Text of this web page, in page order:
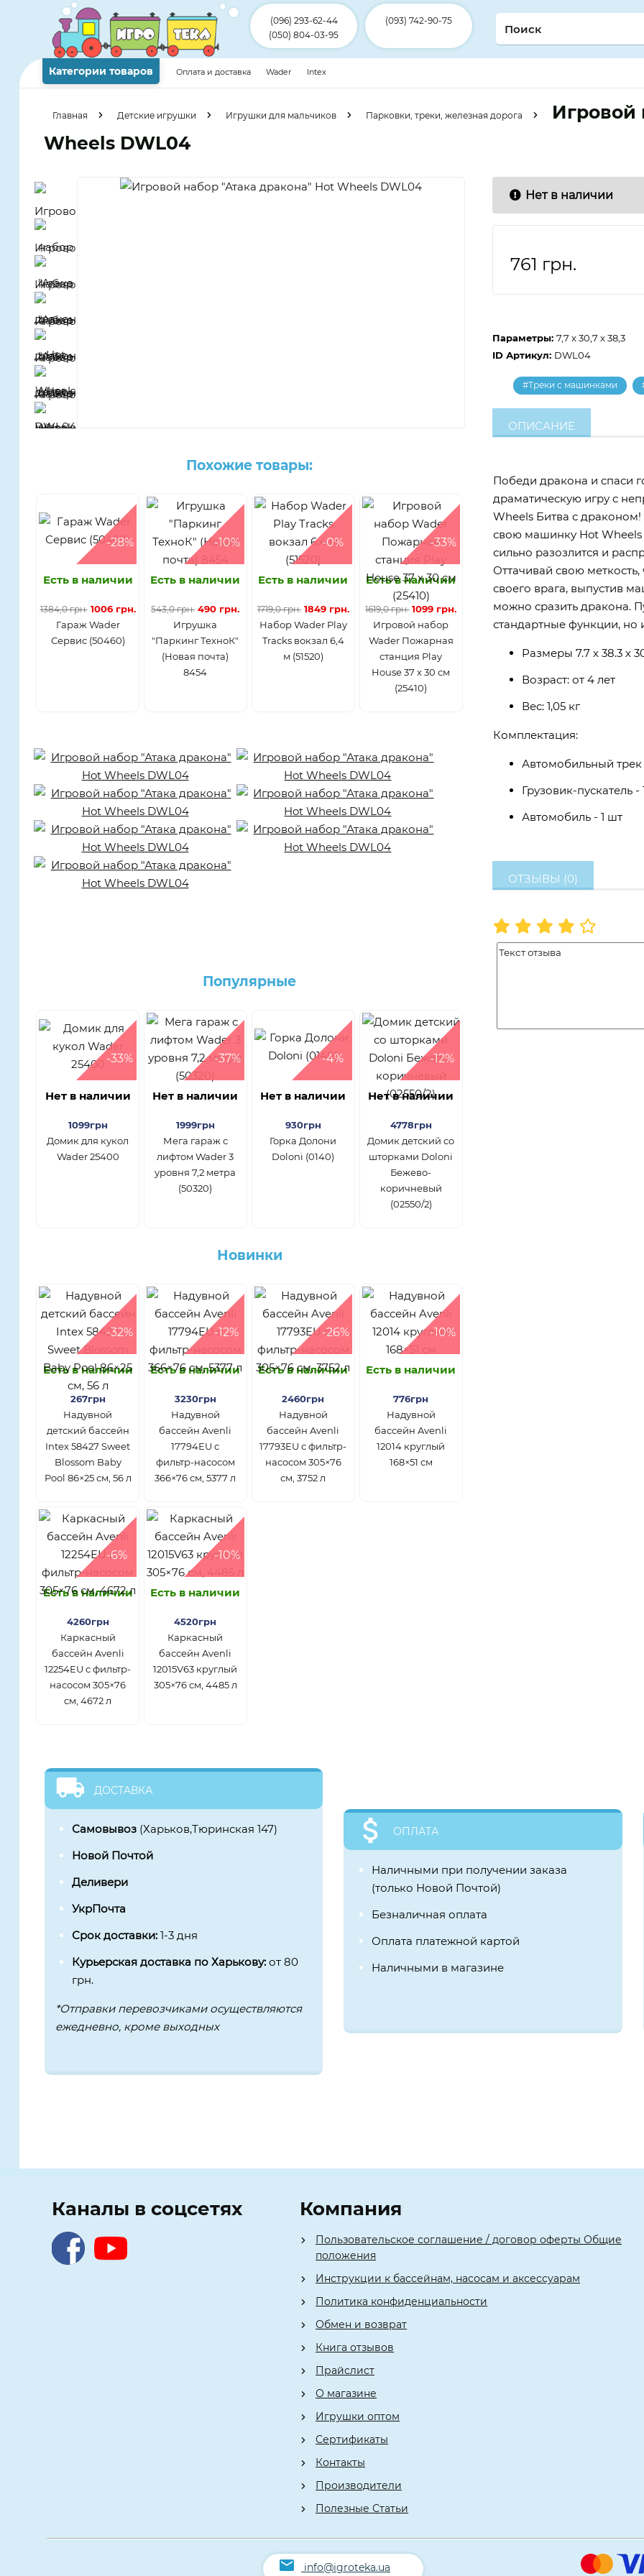
(096) 293-62-44
(050) 804-03-95
(093) 742-90-75
Категории товаров Оплата и доставка Wader Intex
Главная Детские игрушки Игрушки для мальчиков Парковки, треки, железная дорога
Игровой
Wheels DWL04
Похожие товары:
-28%
Есть в наличии
1384,0 грн. 1006 грн.
Гараж Wader
Сервис (50460)
-10%
Есть в наличии
543,0 грн. 490 грн.
Игрушка
"Паркинг ТехноК"
(Новая почта)
8454
-0%
Есть в наличии
1719,0 грн. 1849 грн.
Набор Wader Play
Tracks вокзал 6,4
м (51520)
-33%
Есть в наличии
1619,0 грн. 1099 грн.
Игровой набор
Wader Пожарная
станция Play
House 37 х 30 см
(25410)
Популярные
-33%
Нет в наличии
1099грн
Домик для кукол
Wader 25400
-37%
Нет в наличии
1999грн
Мега гараж с
лифтом Wader 3
уровня 7,2 метра
(50320)
-4%
Нет в наличии
930грн
Горка Долони
Doloni (0140)
-12%
Нет в наличии
4778грн
Домик детский со
шторками Doloni
Бежево-
коричневый
(02550/2)
Новинки
-32%
Есть в наличии
267грн
Надувной
детский бассейн
Intex 58427 Sweet
Blossom Baby
Pool 86×25 см, 56 л
-12%
Есть в наличии
3230грн
Надувной
бассейн Avenli
17794EU с
фильтр-насосом
366×76 см, 5377 л
-26%
Есть в наличии
2460грн
Надувной
бассейн Avenli
17793EU с фильтр-
насосом 305×76
см, 3752 л
-10%
Есть в наличии
776грн
Надувной
бассейн Avenli
12014 круглый
168×51 см
-6%
Есть в наличии
4260грн
Каркасный
бассейн Avenli
12254EU с фильтр-
насосом 305×76
см, 4672 л
-10%
Есть в наличии
4520грн
Каркасный
бассейн Avenli
12015V63 круглый
305×76 см, 4485 л
Нет в наличии
761 грн.
Параметры: 7,7 x 30,7 x 38,3
ID Артикул: DWL04
#Треки с машинками
ОПИСАНИЕ
Победи дракона и спаси
драматическую игру с
Wheels Битва с
свою машинку Hot Wheels
сильно разозлится и
Оттачивай свою
своего врага, выпустив
можно сразить дракона.
стандартные функции, но
Размеры 7.7 х 38.3 х
Возраст: от 4 лет
Вес: 1,05 кг
Комплектация:
Автомобильный трек
Грузовик-пускатель -
Автомобиль - 1 шт
ОТЗЫВЫ (0)
ДОСТАВКА
Самовывоз (Харьков,Тюринская 147)
Новой Почтой
Деливери
УкрПочта
Срок доставки:1-3 дня
Курьерская доставка по Харькову:от 80
грн.
*Отправки перевозчиками осуществляются
ежедневно, кроме выходных
ОПЛАТА
Наличными при получении заказа
(только Новой Почтой)
Безналичная оплата
Оплата платежной картой
Наличными в магазине
Каналы в соцсетях Компания
Пользовательское соглашение / договор оферты Общие
положения
Инструкции к бассейнам, насосам и аксессуарам
Политика конфиденциальности
Обмен и возврат
Книга отзывов
Прайслист
О магазине
Игрушки оптом
Сертификаты
Контакты
Производители
Полезные Статьи
info@igroteka.ua